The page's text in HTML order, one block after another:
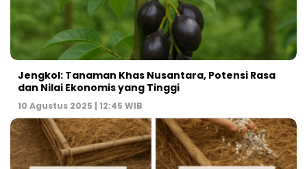
Jengkol: Tanaman Khas Nusantara, Potensi Rasa
dan Nilai Ekonomis yang Tinggi
10 Agustus 2025 | 12:45 WIB